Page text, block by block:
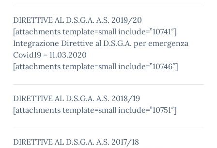
DIRETTIVE AL D.S.G.A. A.S. 2019/20
[attachments template=small include=”10741″]
Integrazione Direttive al D.S.G.A. per emergenza
Covid19 – 11.03.2020
[attachments template=small include=”10746″]
DIRETTIVE AL D.S.G.A. A.S. 2018/19
[attachments template=small include=”10751″]
DIRETTIVE AL D.S.G.A. A.S. 2017/18